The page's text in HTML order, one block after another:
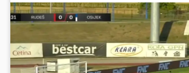
golovi u dresu 'bijelo-plavih' Nail Omerović bio
gostiju, zabio hat-trick. Mrežu golmana Rudeša
minuti i 81. minuti. U dugu listu strijelaca u
Arnel Jakupović golom u 69. minuti. Utješni gol
zaostatka u dresu Rudeša zabio je Ilečić u 84.
boda na prvom mjestu tablice HNL-a